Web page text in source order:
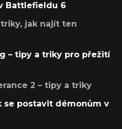
Battlefieldu 6
jak najít ten
– tipy a triky pro přežití
2 – tipy a triky
se postavit démonům v